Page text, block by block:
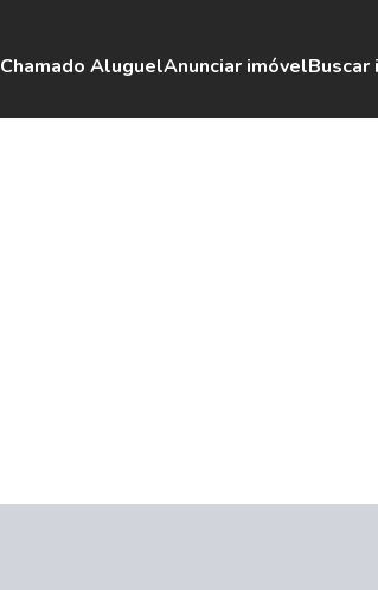
Chamado AluguelAnunciar imóvelBuscar